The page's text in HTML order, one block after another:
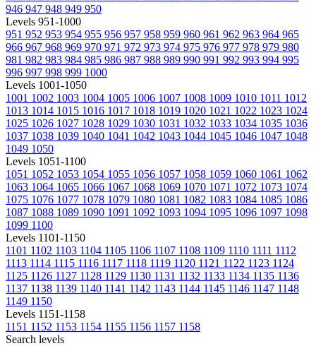
946 947 948 949 950
Levels 951-1000
951 952 953 954 955 956 957 958 959 960 961 962 963 964 965
966 967 968 969 970 971 972 973 974 975 976 977 978 979 980
981 982 983 984 985 986 987 988 989 990 991 992 993 994 995
996 997 998 999 1000
Levels 1001-1050
1001 1002 1003 1004 1005 1006 1007 1008 1009 1010 1011 1012
1013 1014 1015 1016 1017 1018 1019 1020 1021 1022 1023 1024
1025 1026 1027 1028 1029 1030 1031 1032 1033 1034 1035 1036
1037 1038 1039 1040 1041 1042 1043 1044 1045 1046 1047 1048
1049 1050
Levels 1051-1100
1051 1052 1053 1054 1055 1056 1057 1058 1059 1060 1061 1062
1063 1064 1065 1066 1067 1068 1069 1070 1071 1072 1073 1074
1075 1076 1077 1078 1079 1080 1081 1082 1083 1084 1085 1086
1087 1088 1089 1090 1091 1092 1093 1094 1095 1096 1097 1098
1099 1100
Levels 1101-1150
1101 1102 1103 1104 1105 1106 1107 1108 1109 1110 1111 1112
1113 1114 1115 1116 1117 1118 1119 1120 1121 1122 1123 1124
1125 1126 1127 1128 1129 1130 1131 1132 1133 1134 1135 1136
1137 1138 1139 1140 1141 1142 1143 1144 1145 1146 1147 1148
1149 1150
Levels 1151-1158
1151 1152 1153 1154 1155 1156 1157 1158
Search levels